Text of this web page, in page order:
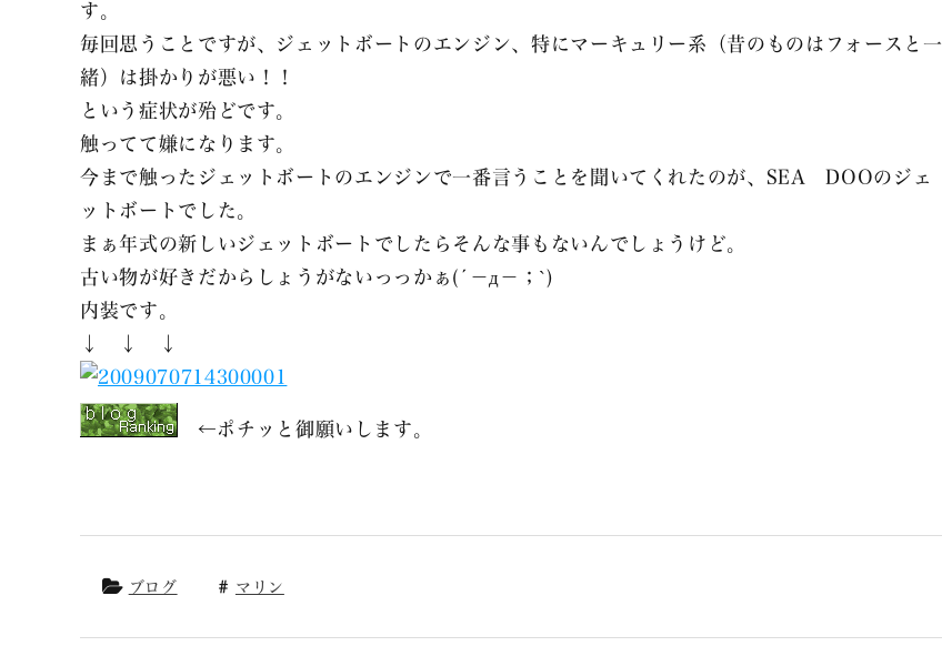
す。
毎回思うことですが、ジェットボートのエンジン、特にマーキュリー系（昔のものはフォースと一
緒）は掛かりが悪い！！
という症状が殆どです。
触ってて嫌になります。
今まで触ったジェットボートのエンジンで一番言うことを聞いてくれたのが、SEA DOOのジェ
ットボートでした。
まぁ年式の新しいジェットボートでしたらそんな事もないんでしょうけど。
古い物が好きだからしょうがないっっかぁ(´－д－；`)
内装です。
↓ ↓ ↓
←ポチッと御願いします。
ブログ マリン